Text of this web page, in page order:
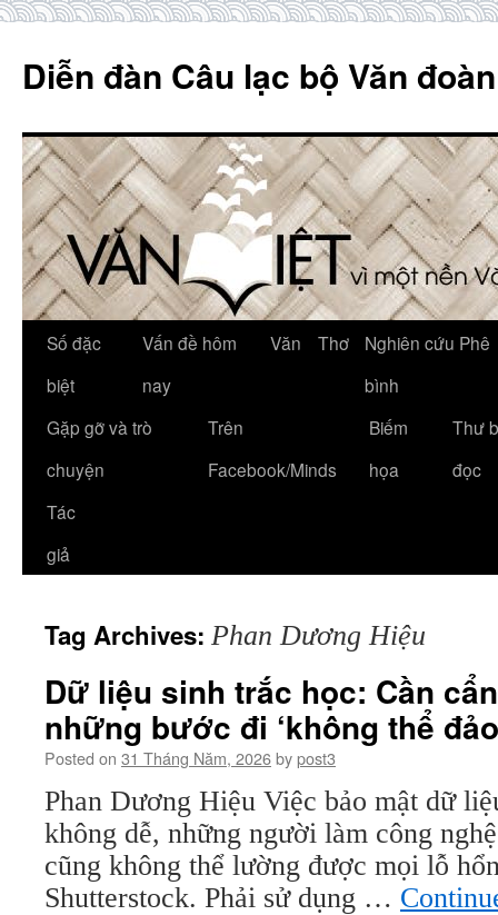
content
Diễn đàn Câu lạc bộ Văn
Số đặc
biệt
Vấn đề hôm
nay
Văn Thơ
Nghiên cứu Phê
bình
Gặp gỡ và trò
chuyện
Trên
Facebook/Minds
Biếm
họa
Thư
đọc
Tác
giả
Tag Archives: Phan Dương Hiệu
Dữ liệu sinh trắc học: Cần
những bước đi ‘không thể
Posted on 31 Tháng Năm, 2026bypost3
Phan Dương Hiệu Việc bảo mật dữ
không dễ, những người làm công
cũng không thể lường được mọi lỗ
Shutterstock. Phải sử dụng …